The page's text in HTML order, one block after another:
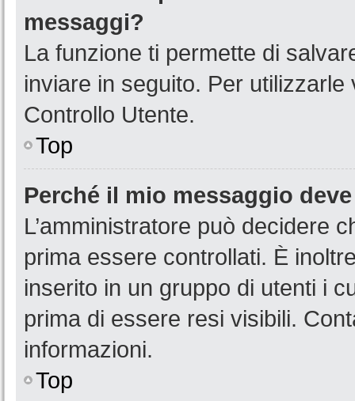
messaggi?
La funzione ti permette di
inviare in seguito. Per utilizzarle
Controllo Utente.
Top
Perché il mio messaggio
L’amministratore può decidere
prima essere controllati. È
inserito in un gruppo di utenti i
prima di essere resi visibili.
informazioni.
Top